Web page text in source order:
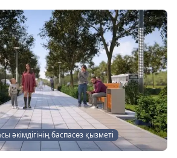
әкімдігінің баспасөз қызметі